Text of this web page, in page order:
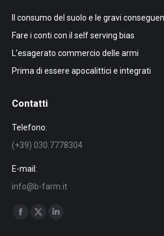
Il consumo del suolo e le gravi
Fare i conti con il self serving bias
L’esagerato commercio delle armi
Prima di essere apocalittici e integrati
Contatti
Telefono:
(+39) 030.7778304
E-mail:
info@b-farm.it
Find us on:
Facebook
X